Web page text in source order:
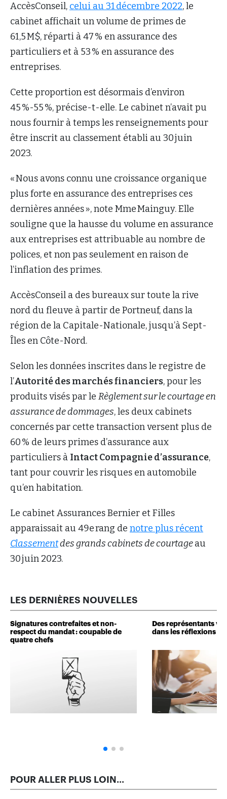
AccèsConseil, celui au 31 décembre 2022, le
cabinet affichait un volume de primes de
61,5 M$, réparti à 47 % en assurance des
particuliers et à 53 % en assurance des
entreprises.
Cette proportion est désormais d’environ
45 %-55 %, précise-t-elle. Le cabinet n’avait pu
nous fournir à temps les renseignements pour
être inscrit au classement établi au 30 juin
2023.
« Nous avons connu une croissance organique
plus forte en assurance des entreprises ces
dernières années », note Mme Mainguy. Elle
souligne que la hausse du volume en assurance
aux entreprises est attribuable au nombre de
polices, et non pas seulement en raison de
l’inflation des primes.
AccèsConseil a des bureaux sur toute la rive
nord du fleuve à partir de Portneuf, dans la
région de la Capitale-Nationale, jusqu’à Sept-
Îles en Côte-Nord.
Selon les données inscrites dans le registre de
l’Autorité des marchés financiers, pour les
produits visés par le Règlement sur le courtage en
assurance de dommages, les deux cabinets
concernés par cette transaction versent plus de
60 % de leurs primes d’assurance aux
particuliers à Intact Compagnie d’assurance,
tant pour couvrir les risques en automobile
qu’en habitation.
Le cabinet Assurances Bernier et Filles
apparaissait au 49e rang de notre plus récent
Classementdes grands cabinets de courtageau
30 juin 2023.
LES DERNIÈRES NOUVELLES
Signatures contrefaites et non-
respect du mandat : coupable de
quatre chefs
Des représentants
dans les réflexions de
POUR ALLER PLUS LOIN...